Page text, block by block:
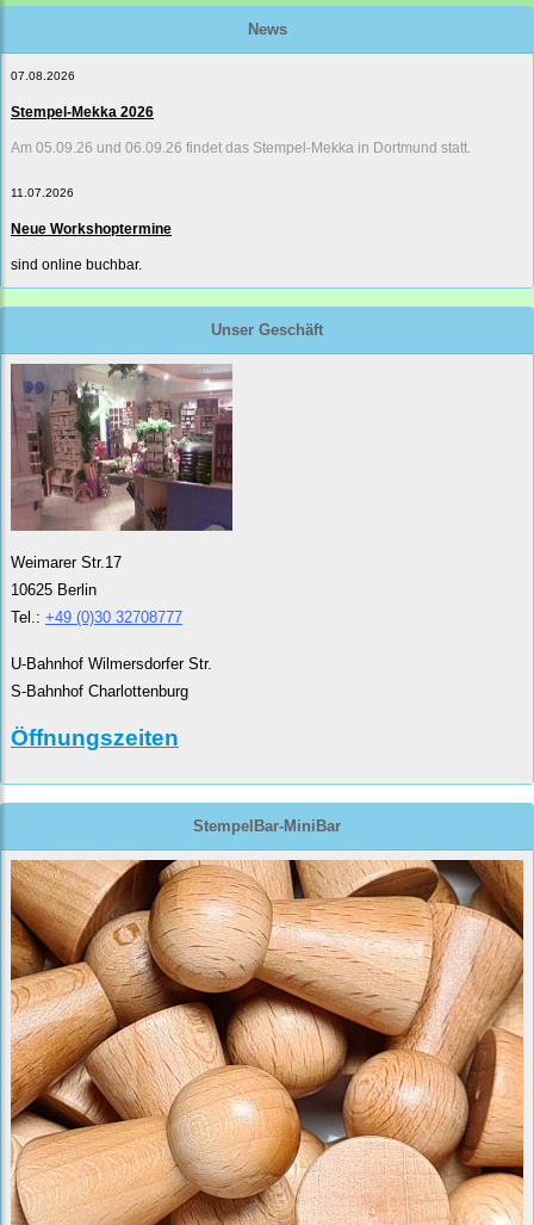
News
07.08.2026
Stempel-Mekka 2026
Am 05.09.26 und 06.09.26 findet das Stempel-Mekka in Dortmund statt.
11.07.2026
Neue Workshoptermine
sind online buchbar.
Unser Geschäft
Weimarer Str.17
10625 Berlin
Tel.: +49 (0)30 32708777
U-Bahnhof Wilmersdorfer Str.
S-Bahnhof Charlottenburg
Öffnungszeiten
StempelBar-MiniBar